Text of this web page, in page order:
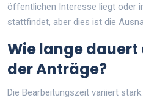
öffentlichen Interesse liegt oder
stattfindet, aber dies ist die
Wie lange
der Anträge?
Die Bearbeitungszeit variiert